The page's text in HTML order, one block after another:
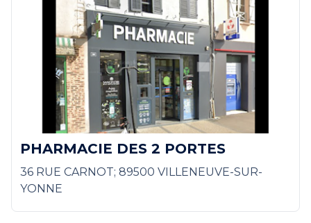
PHARMACIE DES 2 PORTES
36 RUE CARNOT; 89500 VILLENEUVE-SUR-
YONNE